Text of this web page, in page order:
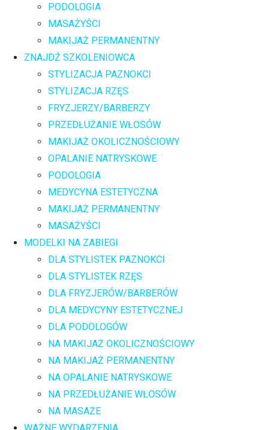
PODOLOGIA
MASAŻYŚCI
MAKIJAŻ PERMANENTNY
ZNAJDŹ SZKOLENIOWCA
STYLIZACJA PAZNOKCI
STYLIZACJA RZĘS
FRYZJERZY/BARBERZY
PRZEDŁUŻANIE WŁOSÓW
MAKIJAŻ OKOLICZNOŚCIOWY
OPALANIE NATRYSKOWE
PODOLOGIA
MEDYCYNA ESTETYCZNA
MAKIJAŻ PERMANENTNY
MASAŻYŚCI
MODELKI NA ZABIEGI
DLA STYLISTEK PAZNOKCI
DLA STYLISTEK RZĘS
DLA FRYZJERÓW/BARBERÓW
DLA MEDYCYNY ESTETYCZNEJ
DLA PODOLOGÓW
NA MAKIJAŻ OKOLICZNOŚCIOWY
NA MAKIJAŻ PERMANENTNY
NA OPALANIE NATRYSKOWE
NA PRZEDŁUŻANIE WŁOSÓW
NA MASAŻE